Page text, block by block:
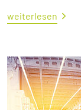
weiterlesen